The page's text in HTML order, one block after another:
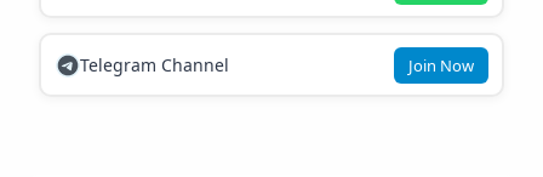
Telegram Channel Join Now